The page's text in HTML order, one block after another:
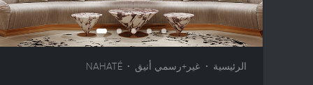
الرئيسية غير+رسمي أنيق NAHATÉ